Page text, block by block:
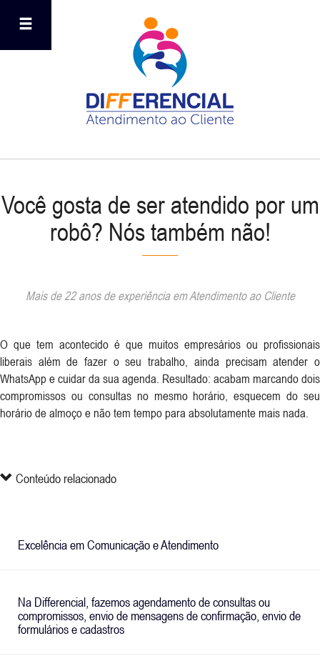
Você gosta de ser atendido por um
robô? Nós também não!
Mais de 22 anos de experiência em Atendimento ao Cliente
O que tem acontecido é que muitos empresários ou profissionais
liberais além de fazer o seu trabalho, ainda precisam atender o
WhatsApp e cuidar da sua agenda. Resultado: acabam marcando dois
compromissos ou consultas no mesmo horário, esquecem do seu
horário de almoço e não tem tempo para absolutamente mais nada.
Conteúdo relacionado
Excelência em Comunicação e Atendimento
Na Differencial, fazemos agendamento de consultas ou
compromissos, envio de mensagens de confirmação, envio de
formulários e cadastros